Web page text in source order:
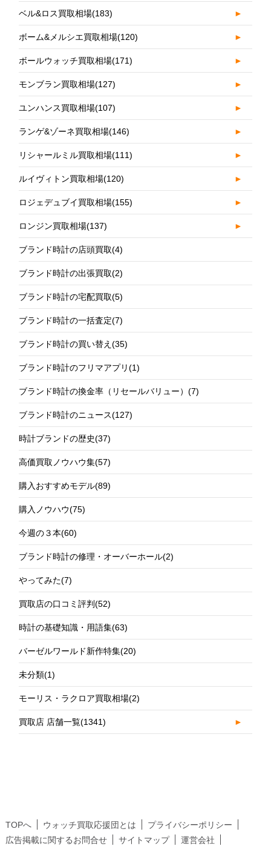
ベル&ロス買取相場(183) ►
ボーム&メルシエ買取相場(120) ►
ボールウォッチ買取相場(171) ►
モンブラン買取相場(127) ►
ユンハンス買取相場(107) ►
ランゲ&ゾーネ買取相場(146) ►
リシャールミル買取相場(111) ►
ルイヴィトン買取相場(120) ►
ロジェデュブイ買取相場(155) ►
ロンジン買取相場(137) ►
ブランド時計の店頭買取(4)
ブランド時計の出張買取(2)
ブランド時計の宅配買取(5)
ブランド時計の一括査定(7)
ブランド時計の買い替え(35)
ブランド時計のフリマアプリ(1)
ブランド時計の換金率（リセールバリュー）(7)
ブランド時計のニュース(127)
時計ブランドの歴史(37)
高価買取ノウハウ集(57)
購入おすすめモデル(89)
購入ノウハウ(75)
今週の３本(60)
ブランド時計の修理・オーバーホール(2)
やってみた(7)
買取店の口コミ評判(52)
時計の基礎知識・用語集(63)
バーゼルワールド新作特集(20)
未分類(1)
モーリス・ラクロア買取相場(2)
買取店 店舗一覧(1341) ►
TOPへ ウォッチ買取応援団とは
プライバシーポリシー
広告掲載に関するお問合せ
サイトマップ 運営会社